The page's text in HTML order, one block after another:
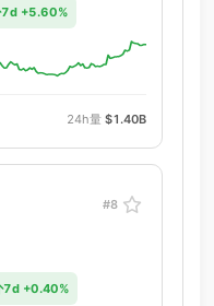
7d +5.60%
24h量 $1.40B
#8
7d +0.40%